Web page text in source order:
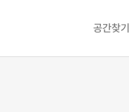
공간찾기